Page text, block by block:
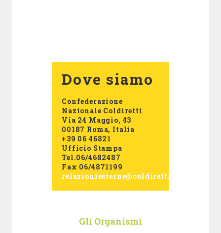
Dove siamo
Confederazione
Nazionale Coldiretti
Via 24 Maggio, 43
00187 Roma, Italia
+39 06 46821
Ufficio Stampa
Tel.06/4682487
Fax 06/4871199
relazioniesterne@coldiretti.it
Gli Organismi